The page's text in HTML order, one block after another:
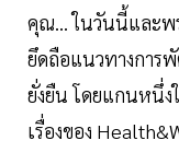
คุณ... ในวันนี้และพ
ยึดถือแนวทางการ
ยั่งยืน โดยแกนหนึ่ง
เรื่องของ